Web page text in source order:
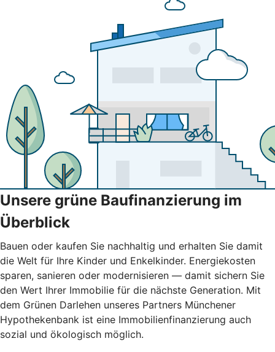
Unsere grüne Baufinanzierung im
Überblick
Bauen oder kaufen Sie nachhaltig und erhalten Sie damit
die Welt für Ihre Kinder und Enkelkinder. Energiekosten
sparen, sanieren oder modernisieren — damit sichern Sie
den Wert Ihrer Immobilie für die nächste Generation. Mit
dem Grünen Darlehen unseres Partners Münchener
Hypothekenbank ist eine Immobilienfinanzierung auch
sozial und ökologisch möglich.